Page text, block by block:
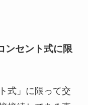
ンセント式に限
式」に限って交